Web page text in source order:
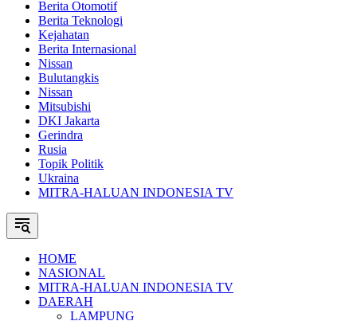
Berita Otomotif
Berita Teknologi
Kejahatan
Berita Internasional
Nissan
Bulutangkis
Nissan
Mitsubishi
DKI Jakarta
Gerindra
Rusia
Topik Politik
Ukraina
MITRA-HALUAN INDONESIA TV
HOME
NASIONAL
MITRA-HALUAN INDONESIA TV
DAERAH
LAMPUNG